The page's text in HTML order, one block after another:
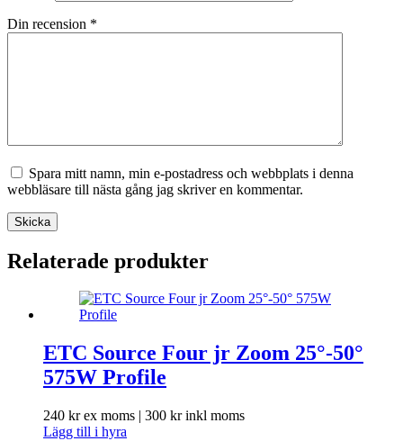
Din recension *
Spara mitt namn, min e-postadress och webbplats i denna
webbläsare till nästa gång jag skriver en kommentar.
Skicka
Relaterade produkter
ETC Source Four jr Zoom 25°-50°
575W Profile
240 krex moms | 300 krinkl moms
Lägg till i hyra